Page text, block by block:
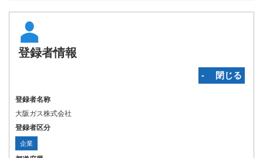
登録者情報
‐ 閉じる
登録者名称
大阪ガス株式会社
登録者区分
企業